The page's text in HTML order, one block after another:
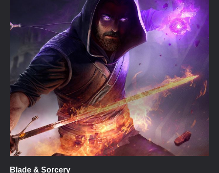
Blade & Sorcery